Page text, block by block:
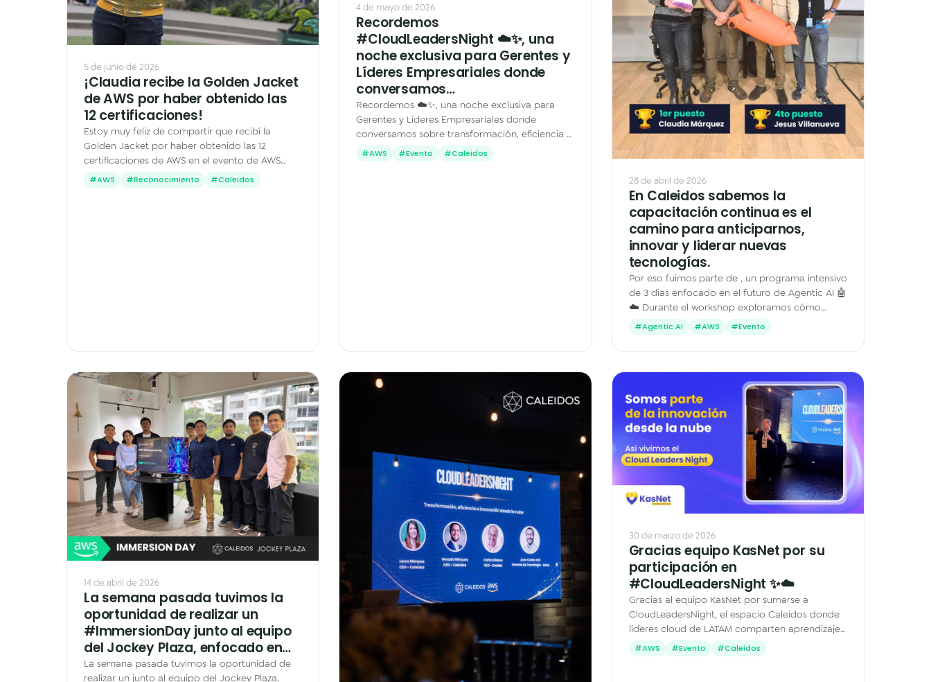
5 de junio de 2026
¡Claudia recibe la Golden Jacket
de AWS por haber obtenido las
12 certificaciones!
Estoy muy feliz de compartir que recibí la
Golden Jacket por haber obtenido las 12
certificaciones de AWS en el evento de AWS
Ambassadors en Seattle. Para mí, este logro,
más que estudiar para pasar…
#AWS #Reconocimiento #Caleidos
4 de mayo de 2026
Recordemos
#CloudLeadersNight ☁️✨, una
noche exclusiva para Gerentes y
Líderes Empresariales donde
conversamos…
Recordemos ☁️✨, una noche exclusiva para
Gerentes y Líderes Empresariales donde
conversamos sobre transformación, eficiencia e
innovación desde la nube de Amazon Web
Services (AWS) Tuvimos el honor…
#AWS #Evento #Caleidos
28 de abril de 2026
En Caleidos sabemos la
capacitación continua es el
camino para anticiparnos,
innovar y liderar nuevas
tecnologías.
Por eso fuimos parte de , un programa intensivo
de 3 días enfocado en el futuro de Agentic AI 🤖
☁️ Durante el workshop exploramos cómo
construir soluciones con , creando agentes
capaces de…
#Agentic AI #AWS #Evento
14 de abril de 2026
La semana pasada tuvimos la
oportunidad de realizar un
#ImmersionDay junto al equipo
del Jockey Plaza, enfocado en…
La semana pasada tuvimos la oportunidad de
realizar un junto al equipo del Jockey Plaza,
30 de marzo de 2026
Gracias equipo KasNet por su
participación en
#CloudLeadersNight ✨☁️
Gracias al equipo KasNet por sumarse a
CloudLeadersNight, el espacio Caleidos donde
líderes cloud de LATAM comparten aprendizajes
de plataformas críticas en AWS.
#AWS #Evento #Caleidos